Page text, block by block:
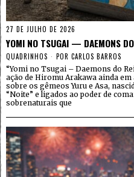
27 DE JULHO DE 2026
YOMI NO TSUGAI — DAEMONS
QUADRINHOS POR CARLOS BARROS
“Yomi no Tsugai – Daemons do
ação de Hiromu Arakawa ainda
sobre os gêmeos Yuru e Asa,
“Noite” e ligados ao poder de
sobrenaturais que